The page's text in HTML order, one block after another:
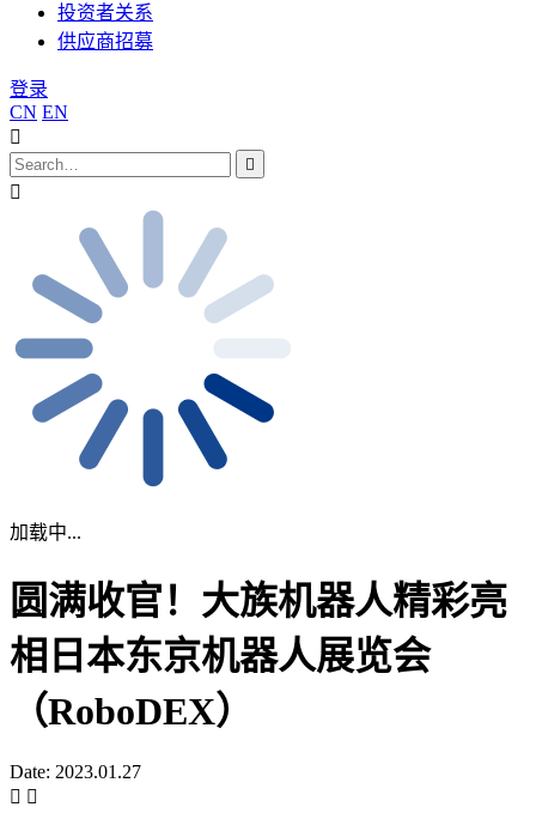
投资者关系
供应商招募
登录
CN EN
加载中...
圆满收官！大族机器人精彩亮
相日本东京机器人展览会
（RoboDEX）
Date: 2023.01.27